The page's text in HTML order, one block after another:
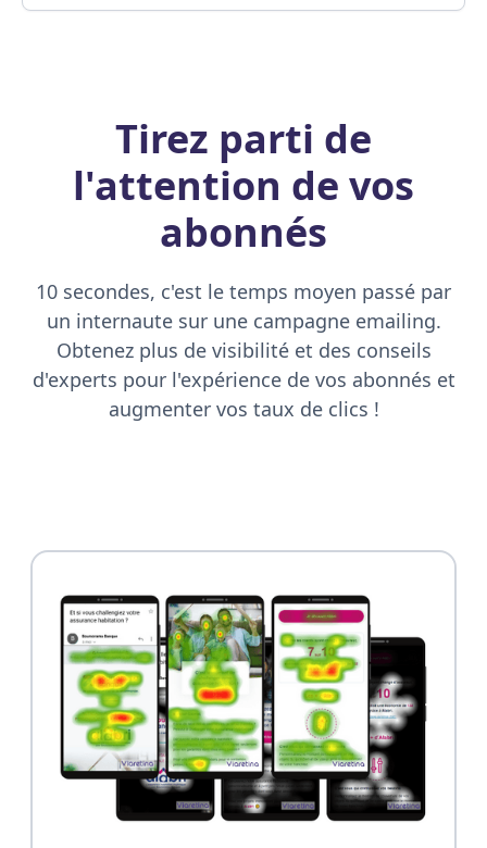
Tirez parti de
l'attention de vos
abonnés
10 secondes, c'est le temps moyen passé par
un internaute sur une campagne emailing.
Obtenez plus de visibilité et des conseils
d'experts pour l'expérience de vos abonnés et
augmenter vos taux de clics !